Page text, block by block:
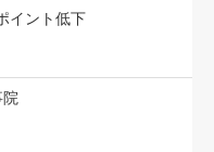
イント低下